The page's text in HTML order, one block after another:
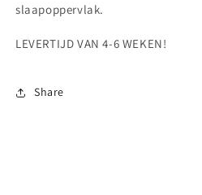
slaapoppervlak.
LEVERTIJD VAN 4-6 WEKEN!
Share